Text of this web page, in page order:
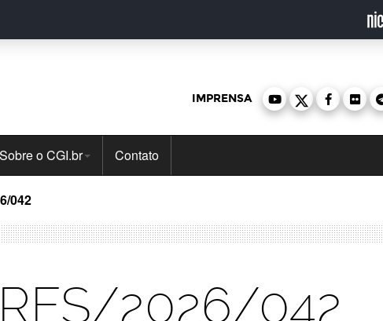
IMPRENSA
Sobre o CGI.br Contato
042
2026/042